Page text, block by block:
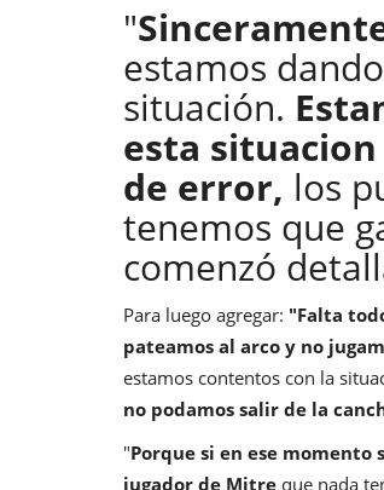
"
estamos
situación.
esta
de error, los
tenemos que
comenzó
Para luego agregar: "Falta
pateamos al arco y no
estamos contentos con la
no podamos salir de la
"Porque si en ese momento
jugador de Mitre que nada